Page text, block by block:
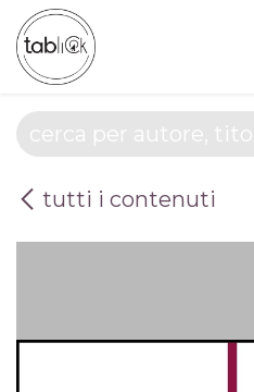
Passa al contenuto
tutti i contenuti